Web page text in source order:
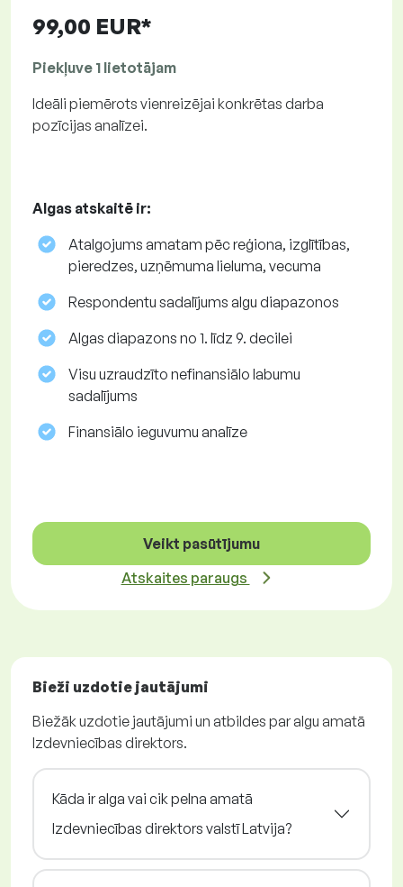
99,00 EUR*
Piekļuve 1 lietotājam
Ideāli piemērots vienreizējai konkrētas darba
pozīcijas analīzei.
Algas atskaitē ir:
Atalgojums amatam pēc reģiona, izglītības,
pieredzes, uzņēmuma lieluma, vecuma
Respondentu sadalījums algu diapazonos
Algas diapazons no 1. līdz 9. decilei
Visu uzraudzīto nefinansiālo labumu
sadalījums
Finansiālo ieguvumu analīze
Veikt pasūtījumu
Atskaites paraugs
Bieži uzdotie jautājumi
Biežāk uzdotie jautājumi un atbildes par algu amatā
Izdevniecības direktors.
Kāda ir alga vai cik pelna amatā
Izdevniecības direktors valstī Latvija?